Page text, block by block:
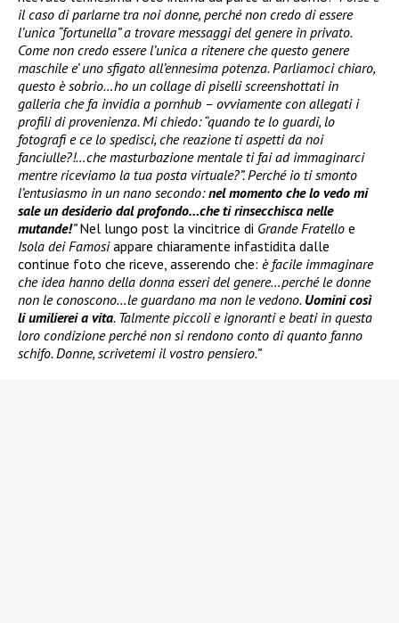
il caso di parlarne tra noi donne, perché non credo di essere
l’unica “fortunella” a trovare messaggi del genere in privato.
Come non credo essere l’unica a ritenere che questo genere
maschile e’ uno sfigato all’ennesima potenza. Parliamoci chiaro,
questo è sobrio…ho un collage di piselli screenshottati in
galleria che fa invidia a pornhub – ovviamente con allegati i
profili di provenienza. Mi chiedo: “quando te lo guardi, lo
fotografi e ce lo spedisci, che reazione ti aspetti da noi
fanciulle?!…che masturbazione mentale ti fai ad immaginarci
mentre riceviamo la tua posta virtuale?”. Perché io ti smonto
l’entusiasmo in un nano secondo:nel momento che lo vedo mi
sale un desiderio dal profondo…che ti rinsecchisca nelle
mutande!”Nel lungo post la vincitrice di Grande Fratello e
Isola dei Famosiappare chiaramente infastidita dalle
continue foto che riceve, asserendo che: è facile immaginare
che idea hanno della donna esseri del genere…perché le donne
non le conoscono…le guardano ma non le vedono. Uomini così
li umilierei a vita. Talmente piccoli e ignoranti e beati in questa
loro condizione perché non si rendono conto di quanto fanno
schifo. Donne, scrivetemi il vostro pensiero.”